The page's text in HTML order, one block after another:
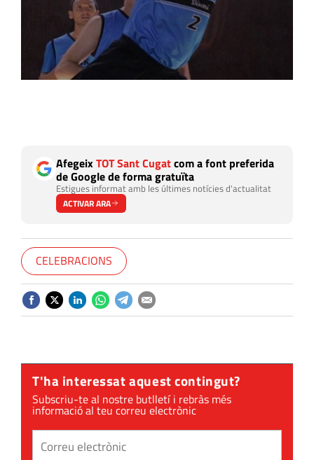
AfegeixTOT Sant Cugatcom a font preferida
de Google de forma gratuïta
Estigues informat amb les últimes notícies d'actualitat
ACTIVAR ARA
CELEBRACIONS
T'ha interessat aquest contingut?
Subscriu-te al nostre butlletí i rebràs més
informació al teu correu electrònic